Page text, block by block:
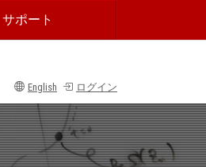
サポート
English ログイン